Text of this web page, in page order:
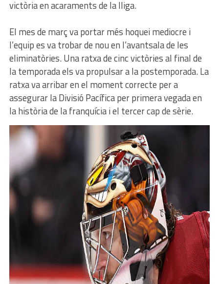
victòria en acaraments de la lliga.
El mes de març va portar més hoquei mediocre i
l’equip es va trobar de nou en l’avantsala de les
eliminatòries. Una ratxa de cinc victòries al final de
la temporada els va propulsar a la postemporada. La
ratxa va arribar en el moment correcte per a
assegurar la Divisió Pacífica per primera vegada en
la història de la franquícia i el tercer cap de sèrie.